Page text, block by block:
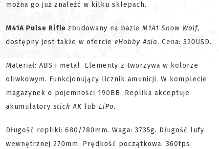
można go już znaleźć w kilku sklepach.
M41A Pulse Rifle zbudowany na bazie M1A1 Snow Wolf,
dostępny jest także w ofercie eHobby Asia. Cena: 320USD.
Materiał: ABS i metal. Elementy z tworzywa w kolorze
oliwkowym. Funkcjonujący licznik amunicji. W komplecie
magazynek o pojemności 190BB. Replika akceptuje
akumulatory stick AK lub LiPo.
Długość repliki: 680/780mm. Waga: 3735g. Długość lufy
wewnętrznej 270mm. Prędkość początkowa: 360fps.